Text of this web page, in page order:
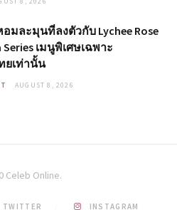
มละมุนที่ลงตัวกับ Lychee Rose
Series เมนูพิเศษเฉพาะ
ยเท่านั้น
AUGUST 8, 2026
Celeb Online.
TWITTER INSTAGRAM